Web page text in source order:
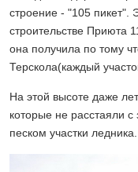
строение - "105 пикет".
строительстве Приюта
она получила по тому
Терскола(каждый
На этой высоте даже
которые не расстаяли
песком участки ледника.